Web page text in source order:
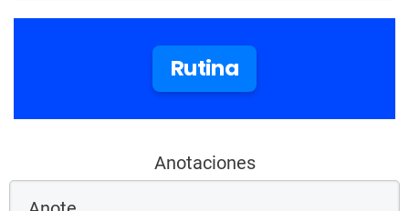
Rutina
Anotaciones